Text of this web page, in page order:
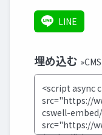
LINE
埋め込む